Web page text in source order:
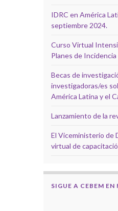
IDRC en América
septiembre 2024.
Curso Virtual
Planes de
Becas de
investigadoras/es
América Latina y el
Lanzamiento de la
El Viceministerio de
virtual de
SIGUE A CEBEM EN